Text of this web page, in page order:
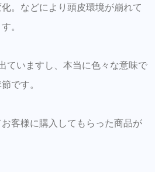
術可能です。
タイルの保存・カルテの保存
型美容師オンラインサロン
。などにより頭皮環境が崩れて
。
ていますし、本当に色々な意味で
です。
客様に購入してもらった商品が